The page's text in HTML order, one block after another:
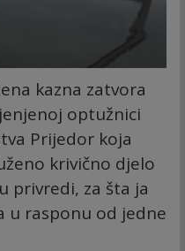
kazna zatvora
optužnici
Prijedor koja
krivično djelo
privredi, za šta ja
u rasponu od jedne